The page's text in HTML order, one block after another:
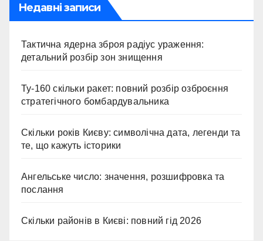
Недавні записи
Тактична ядерна зброя радіус ураження:
детальний розбір зон знищення
Ту-160 скільки ракет: повний розбір озброєння
стратегічного бомбардувальника
Скільки років Києву: символічна дата, легенди та
те, що кажуть історики
Ангельське число: значення, розшифровка та
послання
Скільки районів в Києві: повний гід 2026